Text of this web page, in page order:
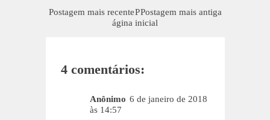
Postagem mais recente Postagem mais antiga
P
ágina inicial
4 comentários:
Anônimo 6 de janeiro de 2018
às 14:57